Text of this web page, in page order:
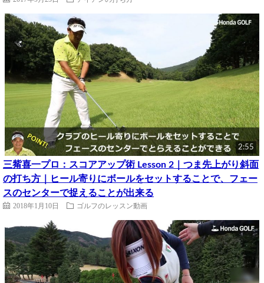
2:55
三觜喜一プロ：スコアアップ術 Lesson 2｜つま先上がり斜面
の打ち方｜ヒール寄りにボールをセットすることで、フェー
スのセンターで捉えることが出来る
2018年1月10日 ゴルフのレッスン動画